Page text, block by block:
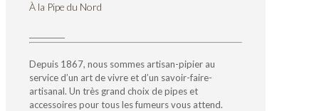
À la Pipe du Nord
Depuis 1867, nous sommes artisan-pipier au
service d’un art de vivre et d’un savoir-faire-
artisanal. Un très grand choix de pipes et
accessoires pour tous les fumeurs vous attend.